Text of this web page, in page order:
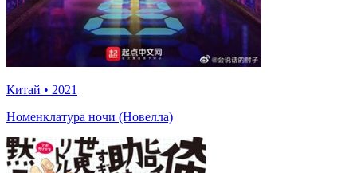
Китай • 2021
Номенклатура ночи (Новелла)